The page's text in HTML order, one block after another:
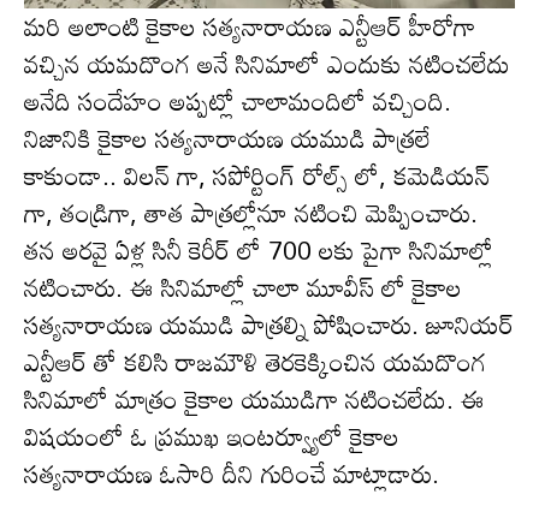
మరి అలాంటి కైకాల సత్యనారాయణ ఎన్టీఆర్ హీరోగా
వచ్చిన యమదొంగ అనే సినిమాలో ఎందుకు నటించలేదు
అనేది సందేహం అప్పట్లో చాలామందిలో వచ్చింది.
నిజానికి కైకాల సత్యనారాయణ యముడి పాత్రలే
కాకుండా.. విలన్ గా, సపోర్టింగ్ రోల్స్ లో, కమెడియన్
గా, తండ్రిగా, తాత పాత్రల్లోనూ నటించి మెప్పించారు.
తన అరవై ఏళ్ల సినీ కెరీర్ లో 700 లకు పైగా సినిమాల్లో
నటించారు. ఈ సినిమాల్లో చాలా మూవీస్ లో కైకాల
సత్యనారాయణ యముడి పాత్రల్ని పోషించారు. జూనియర్
ఎన్టీఆర్ తో కలిసి రాజమౌళి తెరకెక్కించిన యమదొంగ
సినిమాలో మాత్రం కైకాల యముడిగా నటించలేదు. ఈ
విషయంలో ఓ ప్రముఖ ఇంటర్వ్యూలో కైకాల
సత్యనారాయణ ఓసారి దీని గురించే మాట్లాడారు.